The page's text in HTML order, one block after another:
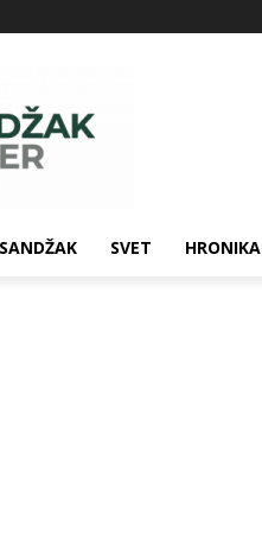
SANDŽAK SVET HRONIKA